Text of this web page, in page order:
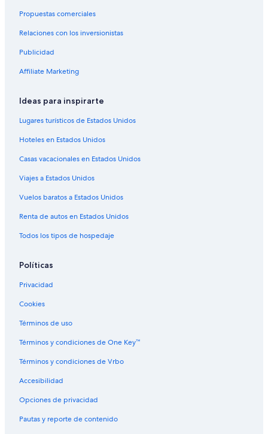
Moteles en Linares
Moteles en Colbún
Apartamentos en Maule
Hoteles en Maule
Hoteles en San Javier
Moteles en San Javier
Propuestas comerciales
Relaciones con los inversionistas
Publicidad
Affiliate Marketing
Ideas para inspirarte
Lugares turísticos de Estados Unidos
Hoteles en Estados Unidos
Casas vacacionales en Estados Unidos
Viajes a Estados Unidos
Vuelos baratos a Estados Unidos
Renta de autos en Estados Unidos
Todos los tipos de hospedaje
Políticas
Privacidad
Cookies
Términos de uso
Términos y condiciones de One Key™
Términos y condiciones de Vrbo
Accesibilidad
Opciones de privacidad
Pautas y reporte de contenido